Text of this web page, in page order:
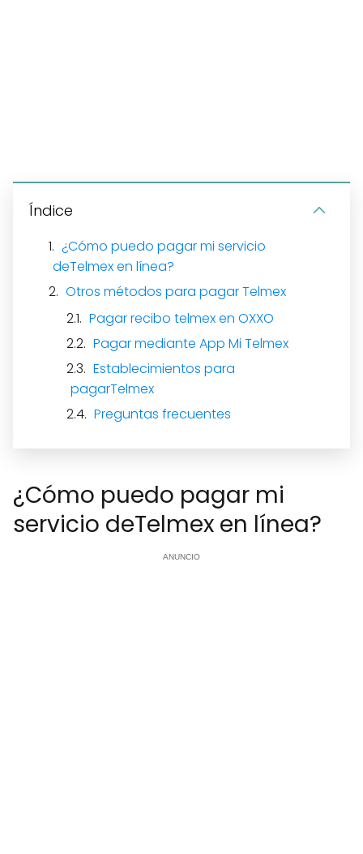
Índice
¿Cómo puedo pagar mi servicio
deTelmex en línea?
Otros métodos para pagar Telmex
Pagar recibo telmex en OXXO
Pagar mediante App Mi Telmex
Establecimientos para
pagarTelmex
Preguntas frecuentes
¿Cómo puedo pagar mi
servicio deTelmex en línea?
ANUNCIO